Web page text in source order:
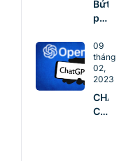
TẠO
ĐỘI
TỪ
HÔM
NAY
Bứt
phá
5 ý
tạo
mùa
09
tháng
02,
2023
CÁN